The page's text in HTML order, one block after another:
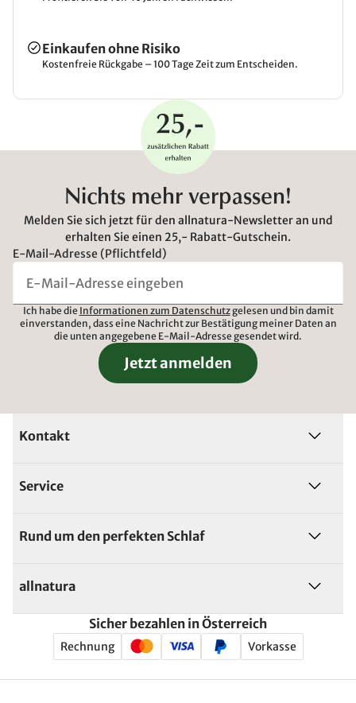
Einkaufen ohne Risiko
Kostenfreie Rückgabe – 100 Tage Zeit zum Entscheiden.
Nichts mehr verpassen!
Melden Sie sich jetzt für den allnatura-Newsletter an und
erhalten Sie einen 25,- Rabatt-Gutschein.
E-Mail-Adresse (Pflichtfeld)
Ich habe die Informationen zum Datenschutzgelesen und bin damit
einverstanden, dass eine Nachricht zur Bestätigung meiner Daten an
die unten angegebene E-Mail-Adresse gesendet wird.
Jetzt anmelden
Kontakt
Service
Rund um den perfekten Schlaf
allnatura
Sicher bezahlen in Österreich
Rechnung Vorkasse